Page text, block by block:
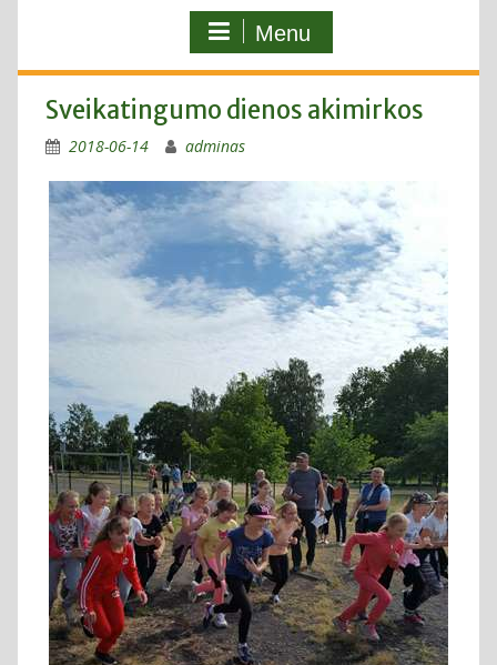
Menu
Sveikatingumo dienos akimirkos
2018-06-14 adminas